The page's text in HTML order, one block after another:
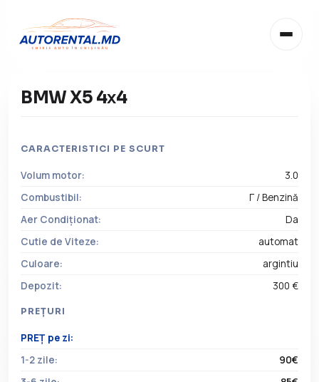
RU
RO
EN
BMW X5 4х4
CARACTERISTICI PE SCURT
Volum motor:
3.0
Combustibil:
Г / Benzină
Aer Condiționat:
Da
Cutie de Viteze:
automat
Culoare:
argintiu
Depozit:
300 €
PREȚURI
PREȚ pe zi:
1-2 zile:
90€